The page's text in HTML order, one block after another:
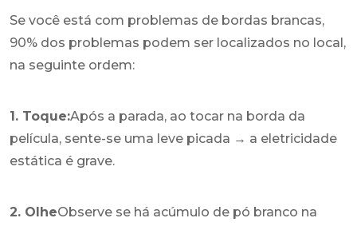
Se você está com problemas de bordas brancas,
90% dos problemas podem ser localizados no local,
na seguinte ordem:
1. Toque:Após a parada, ao tocar na borda da
película, sente-se uma leve picada → a eletricidade
estática é grave.
2. OlheObserve se há acúmulo de pó branco na